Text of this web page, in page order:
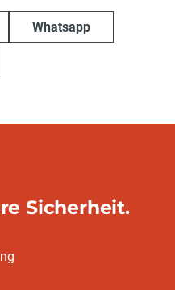
Whatsapp
Sicherheit.